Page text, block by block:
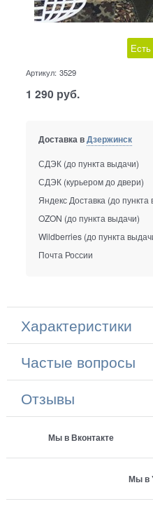
Артикул: 3529
1 290 руб.
Доставка вДзержинск
СДЭК (до пункта выдачи)
СДЭК (курьером до двери)
Яндекс Доставка (до пункта
OZON (до пункта выдачи)
Wildberries (до пункта
Почта России
Характеристики
Частые вопросы
Отзывы
Мы в Вконтакте
Мы в